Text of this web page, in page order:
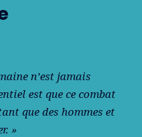
n’est jamais
est que ce combat
que des hommes et
»